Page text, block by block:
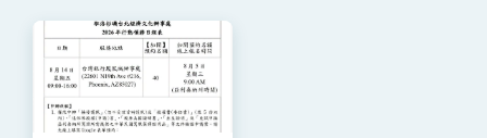
策略小組」跨部會會議
民調顯示多數國人滿意政府外交表現，高度支持
「總合外交」與台歐美日關係深化
總統以「韌性之島，希望之光」為題發表2026新
年談話